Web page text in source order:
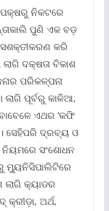
ପକ୍ଷରୁ ନିକଟରେ
ପୁଣି ଏକ ବଡ଼
ସଶକ୍ତୀକରଣ କରି
ଦକ୍ଷତା ବିକାଶ
ପରିକଳ୍ପନା
ପୂର୍ବରୁ କାଳିଆ,
ଏଥର ‘କଫି
ସେହିପରି ଦ୍ରବ୍ୟ ଓ
ନିୟମରେ ସଂଶୋଧନ
ମ୍ୟୁନିସିପାଲିଟିରେ
ଲାଗି କ୍ୟାଡର
ଅର୍ଥ,